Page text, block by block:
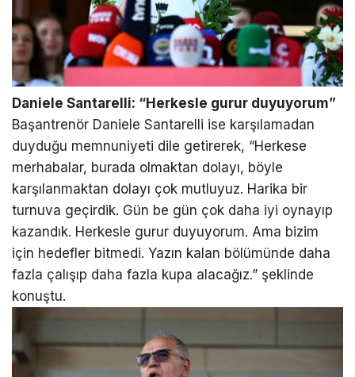
Daniele Santarelli: “Herkesle gurur duyuyorum”
Başantrenör Daniele Santarelli ise karşılamadan
duyduğu memnuniyeti dile getirerek, “Herkese
merhabalar, burada olmaktan dolayı, böyle
karşılanmaktan dolayı çok mutluyuz. Harika bir
turnuva geçirdik. Gün be gün çok daha iyi oynayıp
kazandık. Herkesle gurur duyuyorum. Ama bizim
için hedefler bitmedi. Yazın kalan bölümünde daha
fazla çalışıp daha fazla kupa alacağız.” şeklinde
konuştu.